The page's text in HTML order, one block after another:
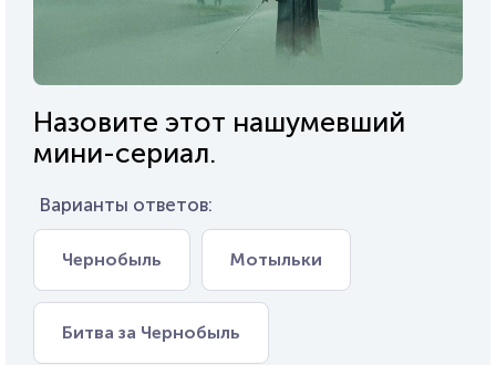
Назовите этот нашумевший
мини-сериал.
Варианты ответов:
Чернобыль Мотыльки
Битва за Чернобыль